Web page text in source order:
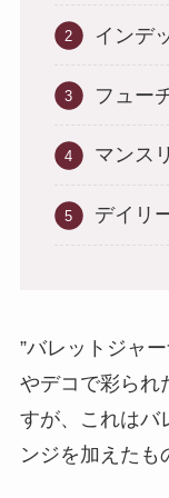
インデ
フュー
マンス
デイリ
”バレットジャ
やデコで彩られ
すが、これはバ
ンジを加えたも